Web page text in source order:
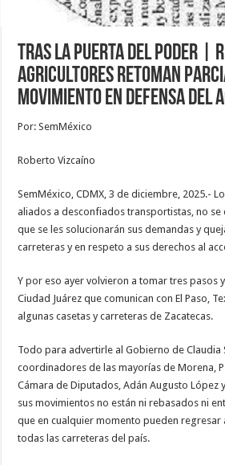
Tras la puerta del poder |
agricultores retoman
movimiento en defensa del
Por: SemMéxico
Roberto Vizcaíno
SemMéxico, CDMX, 3 de diciembre, 2025.-
aliados a desconfiados transportistas, no se
que se les solucionarán sus demandas y
carreteras y en respeto a sus derechos al
Y por eso ayer volvieron a tomar tres pasos
Ciudad Juárez que comunican con El Paso,
algunas casetas y carreteras de Zacatecas.
Todo para advertirle al Gobierno de Claudia
coordinadores de las mayorías de Morena,
Cámara de Diputados, Adán Augusto López
sus movimientos no están ni rebasados ni
que en cualquier momento pueden
todas las carreteras del país.